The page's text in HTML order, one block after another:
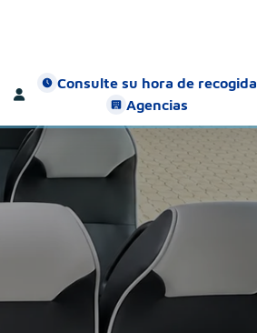
Consulte su hora de recogida
Agencias